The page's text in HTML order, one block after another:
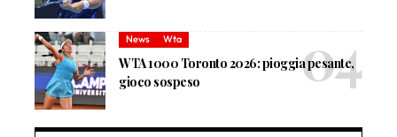
News Wta
WTA 1000 Toronto 2026: pioggia pesante,
gioco sospeso